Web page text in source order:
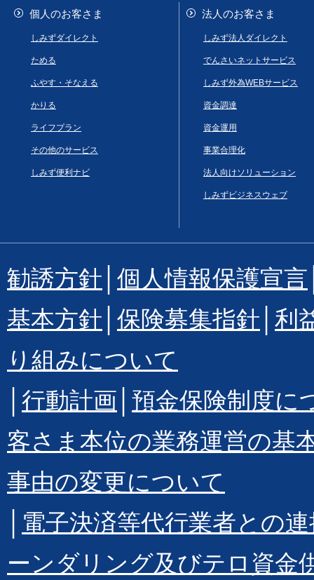
個人のお客さま
しみずダイレクト
ためる
ふやす・そなえる
かりる
ライフプラン
その他のサービス
しみず便利ナビ
法人のお客さま
しみず法人ダイレクト
でんさいネットサービス
しみず外為WEBサービス
資金調達
資金運用
事業合理化
法人向けソリューション
しみずビジネスウェブ
勧誘方針 個人情報保護宣言
基本方針 保険募集指針 利
り組みについて
行動計画 預金保険制度に
客さま本位の業務運営の基
事由の変更について
電子決済等代行業者との
ーンダリング及びテロ資金